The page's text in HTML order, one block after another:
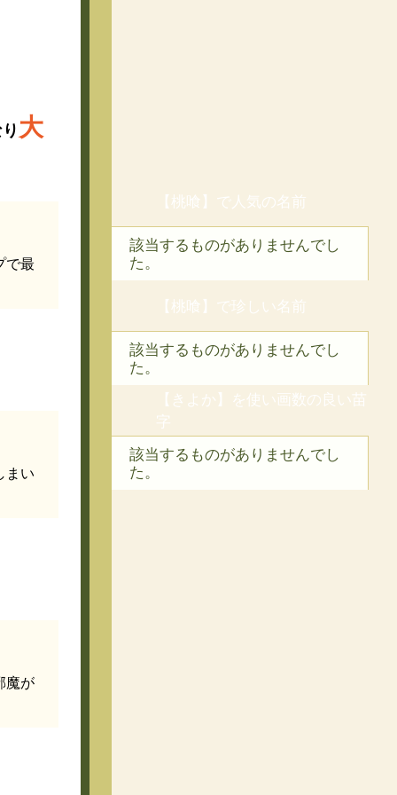
大
で最
まい
魔が
【桃喰】で人気の名前
該当するものがありませんでし
た。
【桃喰】で珍しい名前
該当するものがありませんでし
た。
【きよか】を使い画数の良い苗
字
該当するものがありませんでし
た。